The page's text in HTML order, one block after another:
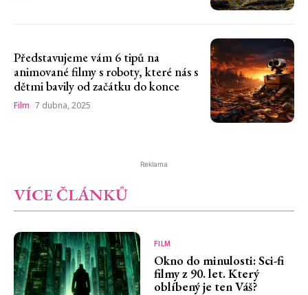
Představujeme vám 6 tipů na
animované filmy s roboty, které nás s
dětmi bavily od začátku do konce
Film 7 dubna, 2025
Reklama
VÍCE ČLÁNKŮ
FILM
Okno do minulosti: Sci-fi
filmy z 90. let. Který
oblíbený je ten Váš?